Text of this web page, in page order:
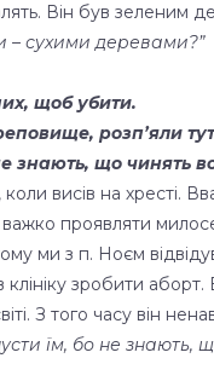
Він був зеленим
– сухими деревами?”
щоб убити.
розп’яли
знають, що чинять
коли висів на
проявляти
ми з п. Ноєм
в клініку зробити
З того часу він
їм, бо не знають,